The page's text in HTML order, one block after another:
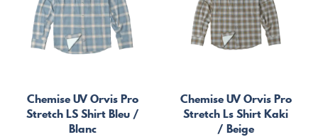
Chemise UV Orvis Pro
Stretch LS Shirt Bleu /
Blanc
Chemise UV Orvis Pro
Stretch Ls Shirt Kaki
/ Beige